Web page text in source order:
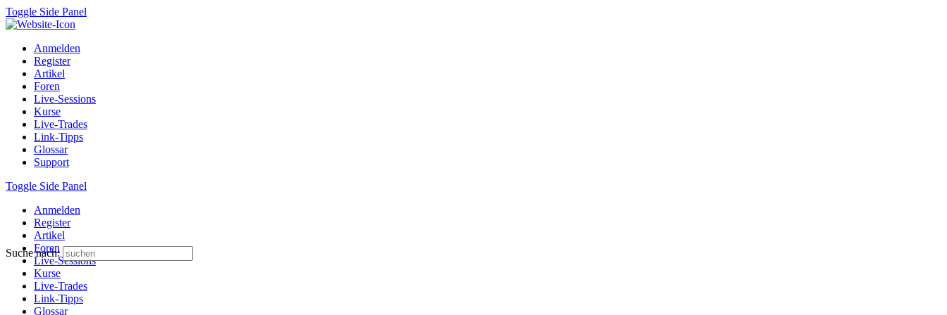
Toggle Side Panel
Anmelden
Register
Artikel
Foren
Live-Sessions
Kurse
Live-Trades
Link-Tipps
Glossar
Support
Toggle Side Panel
Anmelden
Register
Artikel
Foren
Live-Sessions
Kurse
Live-Trades
Link-Tipps
Glossar
Suche nach: